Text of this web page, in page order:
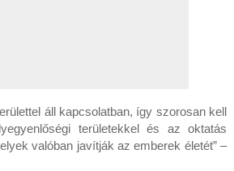
áll kapcsolatban, így szorosan kell
területekkel és az oktatás
valóban javítják az emberek életét” –